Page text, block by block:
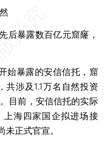
先后暴露数百亿元窟窿，
暴露的安信信托，窟
涉及1.1万名自然投资
目前，安信信托的实际
上海四家国企拟进场接
正式官宣。